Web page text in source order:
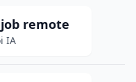
remote
IA